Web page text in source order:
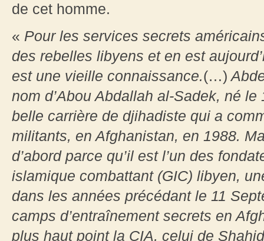
de cet homme.
« Pour les services secrets
des rebelles libyens et en est
est une vieille connaissance.(…)
nom d’Abou Abdallah al-Sadek, né
belle carrière de djihadiste qui a
militants, en Afghanistan, en 1988.
d’abord parce qu’il est l’un des
islamique combattant (GIC) libyen,
dans les années précédant le 11
camps d’entraînement secrets en
plus haut point la CIA, celui de